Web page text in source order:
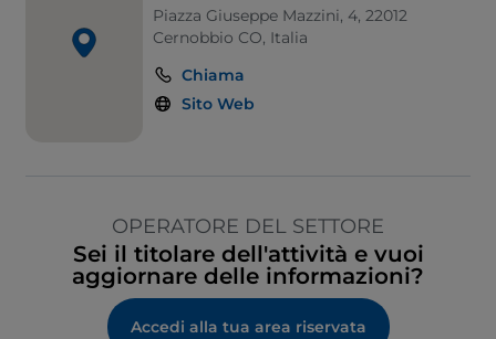
Piazza Giuseppe Mazzini, 4, 22012
Cernobbio CO, Italia
Chiama
Sito Web
OPERATORE DEL SETTORE
Sei il titolare dell'attività e vuoi
aggiornare delle informazioni?
Accedi alla tua area riservata